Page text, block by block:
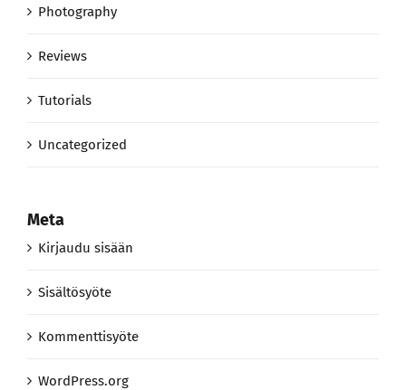
Photography
Reviews
Tutorials
Uncategorized
Meta
Kirjaudu sisään
Sisältösyöte
Kommenttisyöte
WordPress.org